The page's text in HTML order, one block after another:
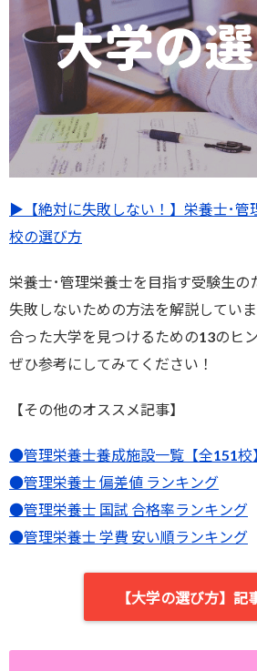
▶︎【絶対に失敗しない！】栄養士･管
校の選び方
栄養士･管理栄養士を目指す受験生の
失敗しないための方法を解説してい
合った大学を見つけるための13のヒ
ぜひ参考にしてみてください！
【その他のオススメ記事】
●管理栄養士養成施設一覧【全151校
●管理栄養士 偏差値 ランキング
●管理栄養士 国試 合格率ランキング
●管理栄養士 学費 安い順ランキング
【大学の選び方】記